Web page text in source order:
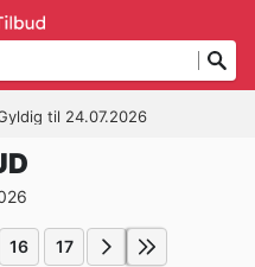
til 24.07.2026
16 17